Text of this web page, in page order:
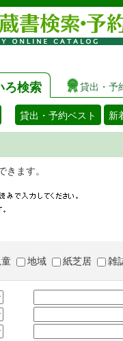
ろ検索 貸出・予
貸出・予約ベスト 新
ることができま
童 地域 紙芝居 雑